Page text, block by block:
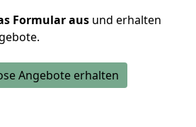
Formular aus und erhalten
Angebote erhalten